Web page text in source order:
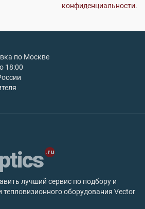
конфиденциальности.
по Москве
18:00
лучший сервис по подбору и
тепловизионного оборудования Vector